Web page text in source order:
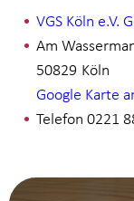
VGS Köln e.V.
Am
Köln
50829
Google Karte
Telefon 0221